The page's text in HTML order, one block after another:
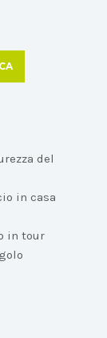
del
in casa
in tour